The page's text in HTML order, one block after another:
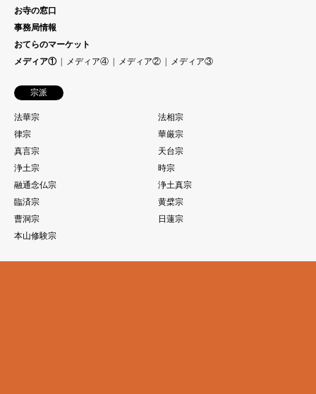
お寺の窓口
事務局情報
おてらのマーケット
メディア①
メディア④ メディア② メディア③
宗派
法華宗
法相宗
律宗
華厳宗
真言宗
天台宗
浄土宗
時宗
融通念仏宗
浄土真宗
臨済宗
黄檗宗
曹洞宗
日蓮宗
本山修験宗